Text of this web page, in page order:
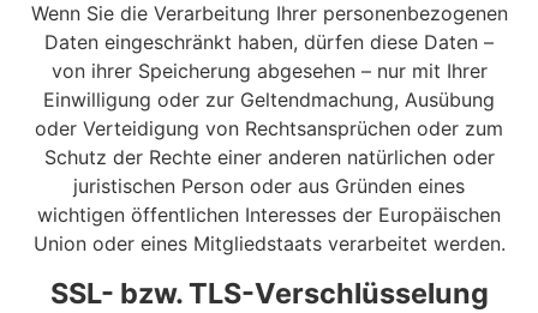
Wenn Sie die Verarbeitung Ihrer personenbezogenen
Daten eingeschränkt haben, dürfen diese Daten –
von ihrer Speicherung abgesehen – nur mit Ihrer
Einwilligung oder zur Geltendmachung, Ausübung
oder Verteidigung von Rechtsansprüchen oder zum
Schutz der Rechte einer anderen natürlichen oder
juristischen Person oder aus Gründen eines
wichtigen öffentlichen Interesses der Europäischen
Union oder eines Mitgliedstaats verarbeitet werden.
SSL- bzw. TLS-Verschlüsselung